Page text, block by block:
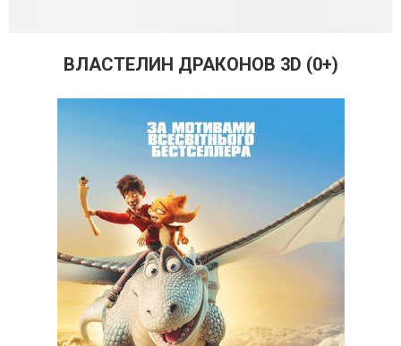
ВЛАСТЕЛИН ДРАКОНОВ 3D (0+)